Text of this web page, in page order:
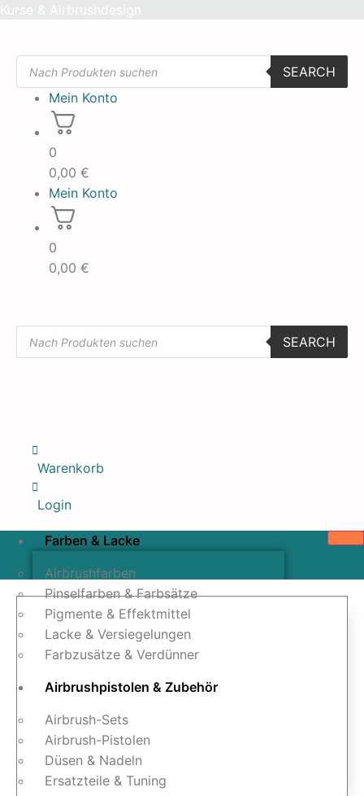
Products
search
SEARCH
Mein Konto
0
0,00 €
Mein Konto
0
0,00 €
Products
search
SEARCH
Warenkorb
Login
Farben & Lacke
Airbrushfarben
Pinselfarben & Farbsätze
Pigmente & Effektmittel
Lacke & Versiegelungen
Farbzusätze & Verdünner
Airbrushpistolen & Zubehör
Airbrush-Sets
Airbrush-Pistolen
Düsen & Nadeln
Ersatzteile & Tuning